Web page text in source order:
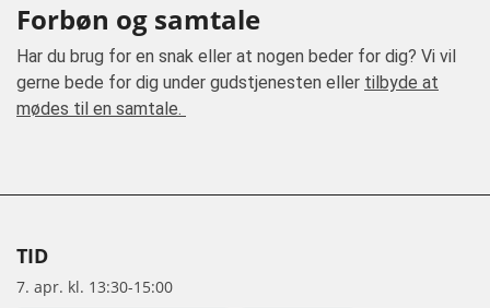
TID
7. apr. kl. 13:30-15:00
Forbøn og samtale
Har du brug for en snak eller at nogen beder for dig? Vi vil
gerne bede for dig under gudstjenesten eller tilbyde at
mødes til en samtale.